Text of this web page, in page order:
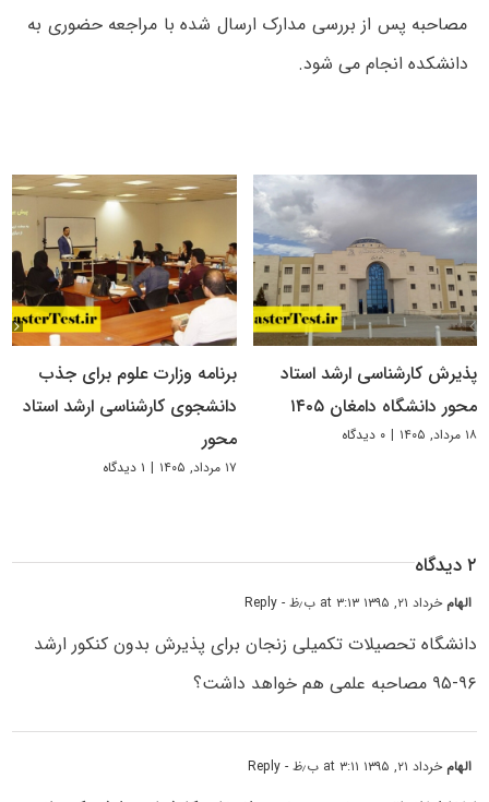
مصاحبه پس از بررسی مدارک ارسال شده با مراجعه حضوری به
دانشکده انجام می شود.
پذیرش کارشناسی ارشد استاد
محور دانشگاه دامغان ۱۴۰۵
۱۸ مرداد, ۱۴۰۵ | ۰ دیدگاه
برنامه وزارت علوم برای جذب
دانشجوی کارشناسی ارشد استاد
محور
۱۷ مرداد, ۱۴۰۵ | ۱ دیدگاه
۲ دیدگاه
الهام خرداد ۲۱, ۱۳۹۵ at ۳:۱۳ ب٫ظ - Reply
دانشگاه تحصیلات تکمیلی زنجان برای پذیرش بدون کنکور ارشد
۹۶-۹۵ مصاحبه علمی هم خواهد داشت؟
الهام خرداد ۲۱, ۱۳۹۵ at ۳:۱۱ ب٫ظ - Reply